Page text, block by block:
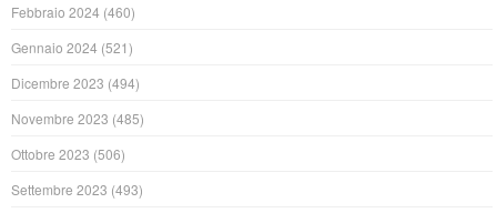
Febbraio 2024 (460)
Gennaio 2024 (521)
Dicembre 2023 (494)
Novembre 2023 (485)
Ottobre 2023 (506)
Settembre 2023 (493)